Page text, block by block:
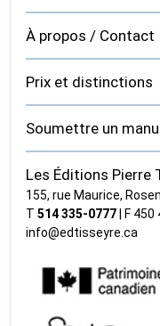
À propos / Contact
Prix et distinctions
Soumettre un
Les Éditions Pierre
155, rue Maurice,
T514 335‑0777 | F
info@edtisseyre.ca